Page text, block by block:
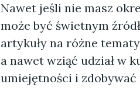
Nawet jeśli nie masz
może być świetnym
artykuły na różne
a nawet wziąć udział w
umiejętności i zdobywać